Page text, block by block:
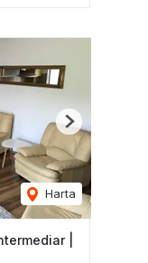
Harta
Next
|